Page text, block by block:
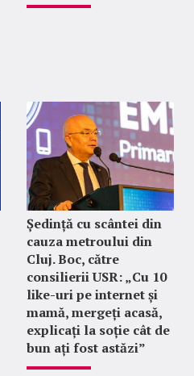
Ședință cu scântei din
cauza metroului din
Cluj. Boc, către
consilierii USR: „Cu 10
like-uri pe internet și
mamă, mergeți acasă,
explicați la soție cât de
bun ați fost astăzi”